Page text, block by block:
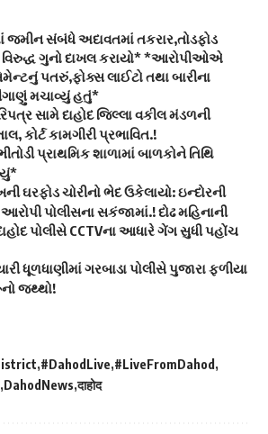
જમીન સંબંધે અદાવતમાં તકરાર,તોડફોડ
ગુનો દાખલ કરાયો* *આરોપીઓએ
પતરું,ફોક્સ લાઈટો તથા બારીના
મચાવ્યું હતું*
સામે દાહોદ જિલ્લા વકીલ મંડળની
કોર્ટ કામગીરી પ્રભાવિત.!
પ્રાથમિક શાળામાં બાળકોને તિથિ
ઘરફોડ ચોરીનો ભેદ ઉકેલાયો: ઇન્દોરની
પોલીસના સકંજામાં.! દોઢ મહિનાની
પોલીસે CCTVના આધારે ગેંગ સુધી પહોંચ
ધૂળધાણીમાં ગરબાડા પોલીસે પુજારા ફળીયા
જથ્થો!
#DahodLive #LiveFromDahod
DahodNews दाहोद